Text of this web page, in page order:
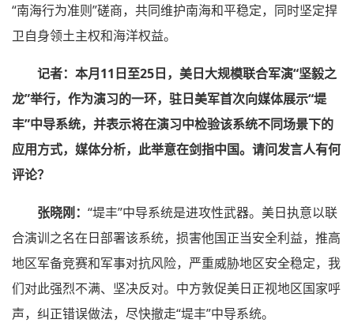
“南海行为准则”磋商，共同维护南海和平稳定，同时坚定捍
卫自身领土主权和海洋权益。
记者：本月11日至25日，美日大规模联合军演“坚毅之
龙”举行，作为演习的一环，驻日美军首次向媒体展示“堤
丰”中导系统，并表示将在演习中检验该系统不同场景下的
应用方式，媒体分析，此举意在剑指中国。请问发言人有何
评论？
张晓刚： “堤丰”中导系统是进攻性武器。美日执意以联
合演训之名在日部署该系统，损害他国正当安全利益，推高
地区军备竞赛和军事对抗风险，严重威胁地区安全稳定，我
们对此强烈不满、坚决反对。中方敦促美日正视地区国家呼
声，纠正错误做法，尽快撤走“堤丰”中导系统。